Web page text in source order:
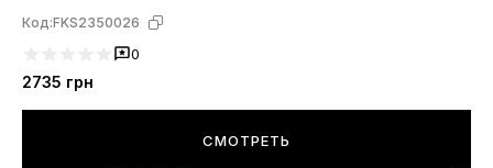
Код:FKS2350026
0
2735 грн
СМОТРЕТЬ